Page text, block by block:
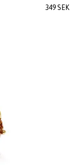
349 SEK